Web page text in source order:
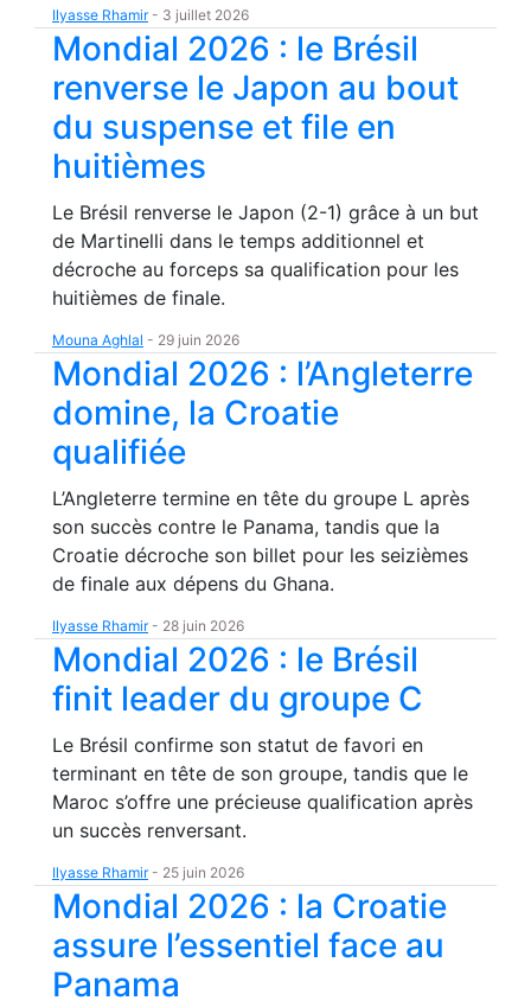
Ilyasse Rhamir- 3 juillet 2026
Mondial 2026 : le Brésil
renverse le Japon au bout
du suspense et file en
huitièmes
Le Brésil renverse le Japon (2-1) grâce à un but
de Martinelli dans le temps additionnel et
décroche au forceps sa qualification pour les
huitièmes de finale.
Mouna Aghlal - 29 juin 2026
Mondial 2026 : l’Angleterre
domine, la Croatie
qualifiée
L’Angleterre termine en tête du groupe L après
son succès contre le Panama, tandis que la
Croatie décroche son billet pour les seizièmes
de finale aux dépens du Ghana.
Ilyasse Rhamir- 28 juin 2026
Mondial 2026 : le Brésil
finit leader du groupe C
Le Brésil confirme son statut de favori en
terminant en tête de son groupe, tandis que le
Maroc s’offre une précieuse qualification après
un succès renversant.
Ilyasse Rhamir- 25 juin 2026
Mondial 2026 : la Croatie
assure l’essentiel face au
Panama